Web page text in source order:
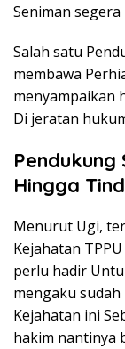
Seniman
Salah satu
membawa
menyampaikan
Di jeratan
Hingga
Menurut Ugi,
Kejahatan
perlu hadir
mengaku
Kejahatan ini
hakim nantinya